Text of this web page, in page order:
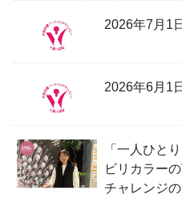
2026年7月1
2026年6月1
「一人ひと
ビリカラー
チャレンジ